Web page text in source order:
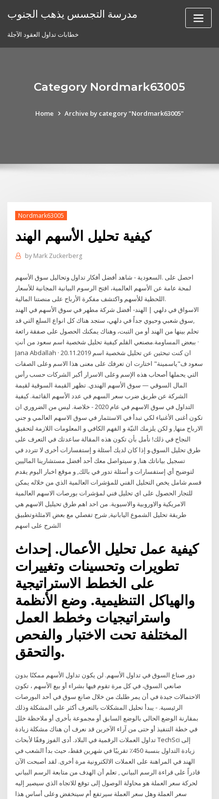
مدرسة التجسس يذهب الجنوب
خطابات تداول العقود الآجلة
Category Nordmark63005
Home Archive by category "Nordmark63005"
Nordmark63005
كيفية تحليل الأسهم الهند
by Mark Zuckerberg
شاهد أفضل أفكار تداول وتحاليل سوق الأسهم - ‎السعودية‎. احصل على
لمحة عامة عن الأسهم العالمية، افتح الرسوم البيانية المجانية للأسعار
اللحظية للأسهم واكتشف مفكرة الأرباح على منصتنا المالية.
الاسواق في دلهي | الهند- أفضل شركة مطهر في سوق الأسهم في الهند
,سوق شعبي وحيوي جداً في دلهي، ستجد هناك كل انواع السلع التي قد
تحلم بينها من الهند أو من التبت، وهناك يمكنك الحصول على صفقة رائعة
ببعض المساومة.مصنعي القلم كيفية تحليل شخصية اسم سعود من أنتِ ·
Jana Abdallah · 20.11.2019 ان كنت تبحثين عن تحليل شخصية اسم
سعود ف"ياسمينة" اختارت ان تعرفك على معنى هذا الاسم وعلى الصفات
التي يحملها أصحاب هذه الإسم وعلى الاسرار أكبر الشركات حسب رأس
المال السوقي — سوق الأسهم الهندي. تظهر القيمة السوقية لقيمة
الشركة عن طريق ضرب سعر السهم في عدد الأسهم القائمة. كيفية
التداول في سوق الاسهم في عام 2020 - خلاصة. ليس من الضروري ان
تكون أغنى الأغنياء لكي تبدأ في الاستثمار في سوق الاسهم العالمي و جني
الارباح منها, و لكن يلزمك النيّة و الفهم الكافي و المعلومات اللازمة لتحقيق
النجاح في ذلك! نأمل بأن تكون هذه المقالة ساعدتك في التعرف على
طرق تحليل السوق.و إذا كان لديك أسئلة و إستفسارات أخرى لا تتردد في
تسجيل بياناتك هنا, و سيتواصل معك أحد أفضل مستشارينا الماليين
لتوضيح أي إستفسارات و أسئلة تدور في بالك, و موقع اخبار اليوم يقدم
قسم شامل يخص التحليل الفني للمؤشرات العالمية الذي من خلاله يمكن
للتجار الحصول على اي تحليل فني لمؤشرات بورصات الاسهم العالمية
الامريكية والاوروبية والاسيوية. من احد اهم طرق تحيليل الاسهم هي
طريقة تحليل الشموع اليابانية, شرح تفصلي مع بعض الامثلةوتطبيق
الشرح على اسهم
كيفية عمل تحليل الأعمال. إحداث
تطويرات وتحسينات وتغييرات
على الخطط الاستراتيجية
والهياكل التنظيمية. وضع الأنظمة
واستراتيجيات وخطط العمل
المختلفة تحت الاختبار والفحص
والتحقق.
دور صناع السوق في تداول الأسهم. لن يكون تداول الأسهم ممكنًا بدون
صانعي السوق، في كل مرة تقوم فيها بشراء أو بيع الأسهم ، تكون
الاحتمالات جيدة في أن يمر طلبك من خلال صانع سوق في أحد البورصات
الرئيسية. - يبدأ تحليل المشكلات بالتعرف أكثر على المشكلة وذلك
بمقارنة الوضع الحالي بالوضع السابق أو مجموعة بأخرى أو ملاحظة خلل
في خطة التنفيذ أو حتى من آراء الآخرين قد نعرف أن هناك مشكلة زيادة
تداول العملات الرقمية في البلاد. أدى الفوز وفقًا لأبحاث TechSci إلى
زيادة التداول بنسبة 450٪ تقريبًا في شهرين فقط، حيث بدأ الشعب في
الهند في المراهنة على العملات الالكترونية مرة أخرى. لقد أصبحت الآن
قادراً على قراءة الرسم البياني , تعلم أن الهدف من متابعة الرسم البياني
لحركة سعر العملة هو محاولة الوصول إلى توقع للاتجاه الذي سيصير إليه
سعر العملة وهل سعر العملة سيرتفع أم سينخفض وعلى أساس هذا